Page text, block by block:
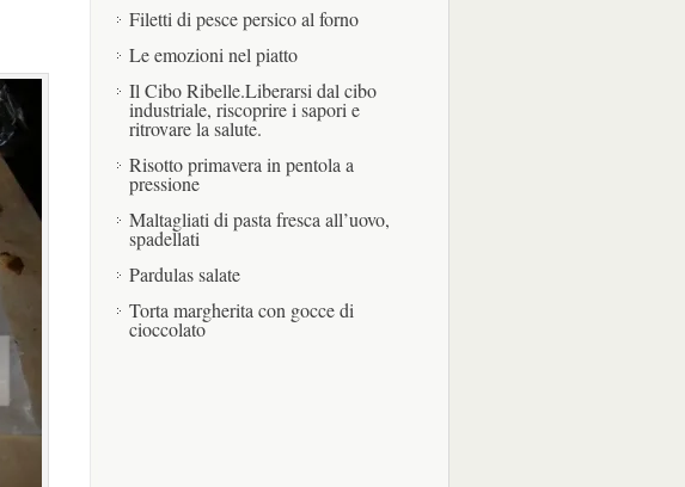
Filetti di pesce persico al forno
Le emozioni nel piatto
Il Cibo Ribelle.Liberarsi dal cibo
industriale, riscoprire i sapori e
ritrovare la salute.
Risotto primavera in pentola a
pressione
Maltagliati di pasta fresca all’uovo,
spadellati
Pardulas salate
Torta margherita con gocce di
cioccolato